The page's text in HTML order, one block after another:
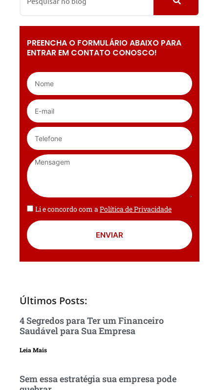
PREENCHA O FORMULÁRIO ABAIXO PARA
ENTRAR EM CONTATO CONOSCO!
Li e concordo com aPolítica de Privacidade
ENVIAR
Últimos Posts:
4 Segredos para Ter um Financeiro
Saudável para Sua Empresa
Leia Mais
Sem essa estratégia sua empresa pode